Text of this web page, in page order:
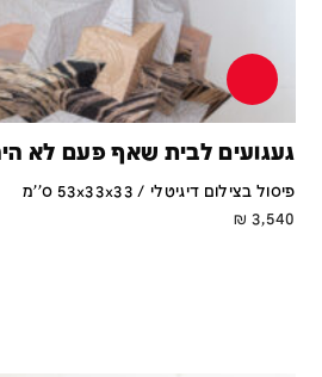
געגועים לבית שאף פעם לא
פיסול בצילום דיגיטלי / 53x33x33 ס''מ
3,540
₪